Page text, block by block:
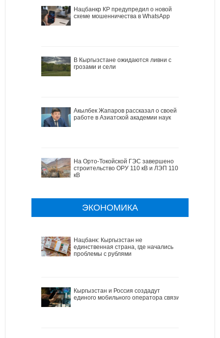
Нацбанкр КР предупредил о новой
схеме мошенничества в WhatsApp
В Кыргызстане ожидаются ливни с
грозами и сели
Акылбек Жапаров рассказал о своей
работе в Азиатской академии наук
На Орто-Токойской ГЭС завершено
строительство ОРУ 110 кВ и ЛЭП 110
кВ
ЭКОНОМИКА
Нацбанк: Кыргызстан не
единственная страна, где начались
проблемы с рублями
Кыргызстан и Россия создадут
единого мобильного оператора связи